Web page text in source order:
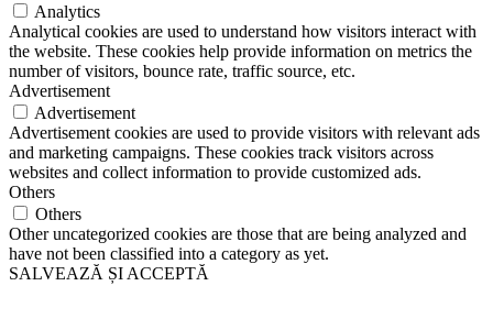
Analytics
Analytical cookies are used to understand how visitors interact with
the website. These cookies help provide information on metrics the
number of visitors, bounce rate, traffic source, etc.
Advertisement
Advertisement
Advertisement cookies are used to provide visitors with relevant ads
and marketing campaigns. These cookies track visitors across
websites and collect information to provide customized ads.
Others
Others
Other uncategorized cookies are those that are being analyzed and
have not been classified into a category as yet.
SALVEAZĂ ȘI ACCEPTĂ